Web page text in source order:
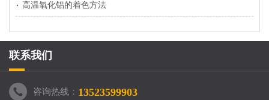
高温氧化铝的着色方法
联系我们
咨询热线： 13523599903